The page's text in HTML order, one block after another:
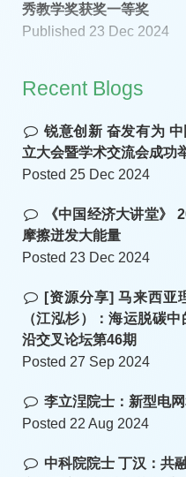
秀教学奖获奖一等奖
Published 23 Dec 2024
Recent Blogs
锐意创新 奋发有为
立大会暨学术交流会成功
Posted 25 Dec 2024
《中国经济大讲堂》
摩擦迸发大能量
Posted 23 Dec 2024
[资源分享] 马来西亚
（江泓杉）：海运脱碳
沿交叉论坛第46期
Posted 27 Sep 2024
李立浧院士：新型电
Posted 22 Aug 2024
中科院院士 丁汉：共